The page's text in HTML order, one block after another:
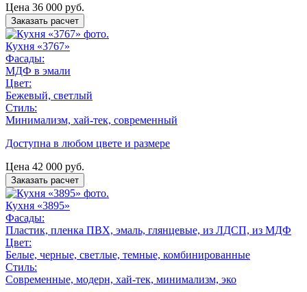
Цена 36 000 руб.
Заказать расчет
Кухня «3767»
Фасады:
МДФ в эмали
Цвет:
Бежевый, светлый
Стиль:
Минимализм, хай-тек, современный
Доступна в любом цвете и размере
Цена 42 000 руб.
Заказать расчет
Кухня «3895»
Фасады:
Пластик, пленка ПВХ, эмаль, глянцевые, из ЛДСП, из МДФ
Цвет:
Белые, черные, светлые, темные, комбинированные
Стиль:
Современные, модерн, хай-тек, минимализм, эко